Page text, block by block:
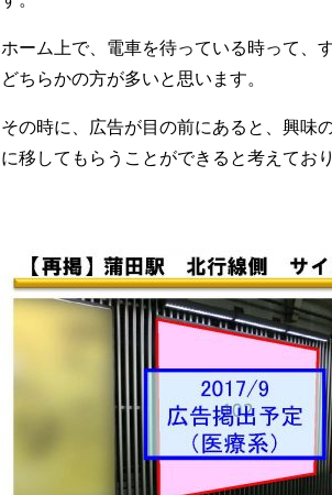
ホーム上で、電車を待っている時って、
どちらかの方が多いと思います。
その時に、広告が目の前にあると、興味
に移してもらうことができると考えており